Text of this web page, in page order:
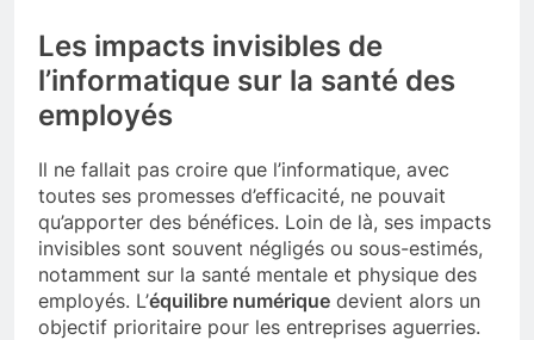
Les impacts invisibles de
l’informatique sur la santé des
employés
Il ne fallait pas croire que l’informatique, avec
toutes ses promesses d’efficacité, ne pouvait
qu’apporter des bénéfices. Loin de là, ses impacts
invisibles sont souvent négligés ou sous-estimés,
notamment sur la santé mentale et physique des
employés. L’équilibre numérique devient alors un
objectif prioritaire pour les entreprises aguerries.